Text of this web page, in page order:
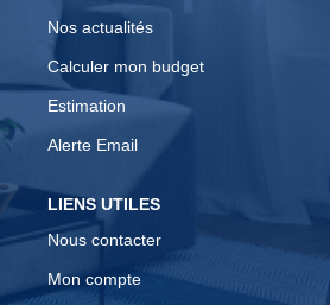
Nos actualités
Calculer mon budget
Estimation
Alerte Email
LIENS UTILES
Nous contacter
Mon compte